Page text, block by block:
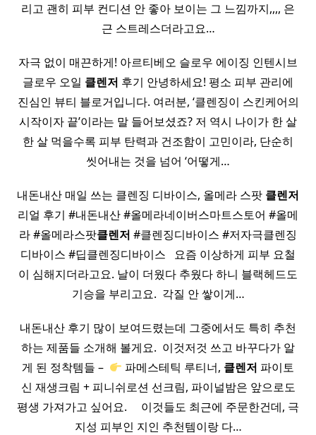
리고 괜히 피부 컨디션 안 좋아 보이는 그 느낌까지,,,, 은
근 스트레스더라고요…
​자극 없이 매끈하게! 아르티베오 슬로우 에이징 인텐시브
글로우 오일 클렌저 후기 ​안녕하세요! 평소 피부 관리에
진심인 뷰티 블로거입니다. 여러분, ‘클렌징이 스킨케어의
시작이자 끝’이라는 말 들어보셨죠? 저 역시 나이가 한 살
한 살 먹을수록 피부 탄력과 건조함이 고민이라, 단순히
씻어내는 것을 넘어 ‘어떻게…
내돈내산 매일 쓰는 클렌징 디바이스, 올메라 스팟 클렌저
리얼 후기 #내돈내산 #올메라네이버스마트스토어 #올메
라 #올메라스팟클렌저 #클렌징디바이스 #저자극클렌징
디바이스 #딥클렌징디바이스 ​ ​ 요즘 이상하게 피부 요철
이 심해지더라고요. 날이 더웠다 추웠다 하니 블랙헤드도
기승을 부리고요. ​ 각질 안 쌓이게…
내돈내산 후기 많이 보여드렸는데 그중에서도 특히 추천
하는 제품들 소개해 볼게요. ​ 이것저것 쓰고 바꾸다가 알
게 된 정착템들 – ​
파메스테틱 루티너, 클렌저 파이토
신 재생크림 + 피니쉬로션 선크림, 파이널밤은 앞으로도
평생 가져가고 싶어요. ​ ​ ​ ​ 이것들도 최근에 주문한건데, 극
지성 피부인 지인 추천템이랑 다…